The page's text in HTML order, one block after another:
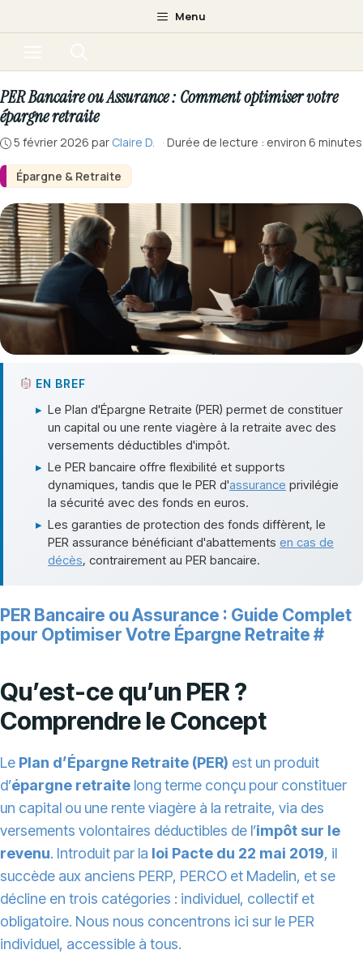
au
Menu
Épargne & Retraite
PER Bancaire ou Assurance : Comment optimiser votre
épargne retraite
5 février 2026 par Claire D. · Durée de lecture : environ 6 minutes
EN BREF
▸ Le Plan d'Épargne Retraite (PER) permet de constituer
un capital ou une rente viagère à la retraite avec des
versements déductibles d'impôt.
▸ Le PER bancaire offre flexibilité et supports
dynamiques, tandis que le PER d'assurance privilégie
la sécurité avec des fonds en euros.
▸ Les garanties de protection des fonds diffèrent, le
PER assurance bénéficiant d'abattements en cas de
décès, contrairement au PER bancaire.
PER Bancaire ou Assurance : Guide Complet
pour Optimiser Votre Épargne Retraite #
Qu’est-ce qu’un PER ?
Comprendre le Concept
Le Plan d’Épargne Retraite (PER) est un produit
d’épargne retraite long terme conçu pour constituer
un capital ou une rente viagère à la retraite, via des
versements volontaires déductibles de l’impôt sur le
revenu. Introduit par la loi Pacte du 22 mai 2019, il
succède aux anciens PERP, PERCO et Madelin, et se
décline en trois catégories : individuel, collectif et
obligatoire. Nous nous concentrons ici sur le PER
individuel, accessible à tous.